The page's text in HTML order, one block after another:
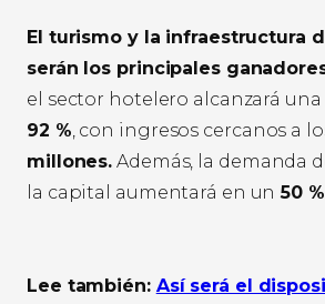
El turismo y la infraestructura
serán los principales
el sector hotelero alcanzará
92 %, con ingresos cercanos a
millones. Además, la demanda
la capital aumentará en un 50
Lee también: Así será el